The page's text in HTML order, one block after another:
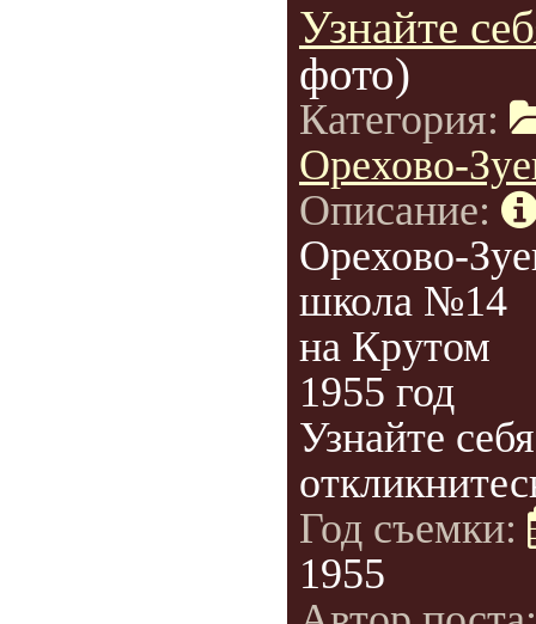
Узнайте
фото)
Категория:
Орехово-
Описание:
Орехово-
школа №14
на Крутом
1955 год
Узнайте
Год съемки:
1955